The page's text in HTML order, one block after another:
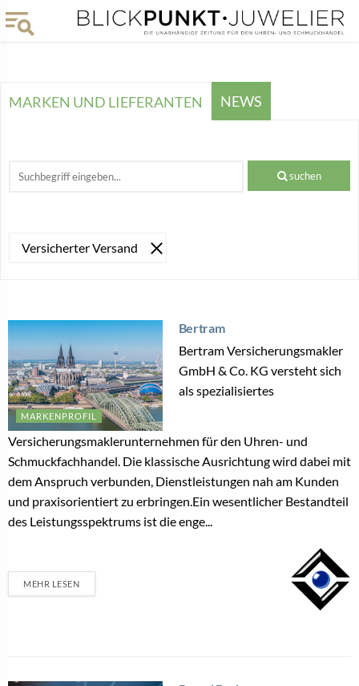
MARKEN UND LIEFERANTEN NEWS
suchen
Versicherter Versand
MARKENPROFIL
Bertram
Bertram Versicherungsmakler
GmbH & Co. KG versteht sich
als spezialisiertes
Versicherungsmaklerunternehmen für den Uhren- und
Schmuckfachhandel. Die klassische Ausrichtung wird dabei mit
dem Anspruch verbunden, Dienstleistungen nah am Kunden
und praxisorientiert zu erbringen.Ein wesentlicher Bestandteil
des Leistungsspektrums ist die enge...
MEHR LESEN